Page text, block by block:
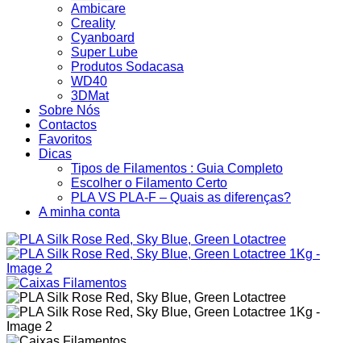
Ambicare
Creality
Cyanboard
Super Lube
Produtos Sodacasa
WD40
3DMat
Sobre Nós
Contactos
Favoritos
Dicas
Tipos de Filamentos : Guia Completo
Escolher o Filamento Certo
PLA VS PLA-F – Quais as diferenças?
A minha conta